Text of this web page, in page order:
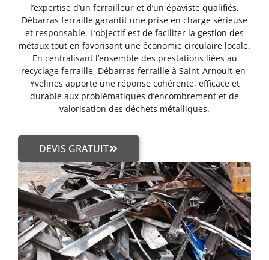
l’expertise d’un ferrailleur et d’un épaviste qualifiés,
Débarras ferraille garantit une prise en charge sérieuse
et responsable. L’objectif est de faciliter la gestion des
métaux tout en favorisant une économie circulaire locale.
En centralisant l’ensemble des prestations liées au
recyclage ferraille, Débarras ferraille à Saint-Arnoult-en-
Yvelines apporte une réponse cohérente, efficace et
durable aux problématiques d’encombrement et de
valorisation des déchets métalliques.
DEVIS GRATUIT